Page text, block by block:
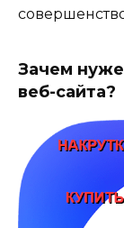
Зачем
веб-сайта?